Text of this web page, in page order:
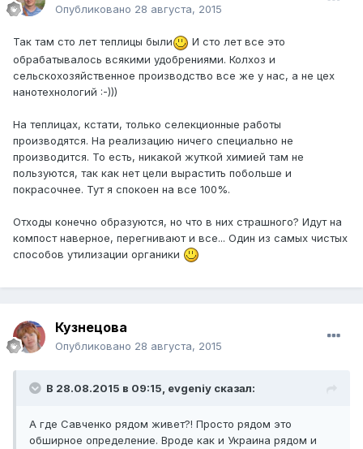
Опубликовано 28 августа, 2015
Так там сто лет теплицы были
И сто лет все это
обрабатывалось всякими удобрениями. Колхоз и
сельскохозяйственное производство все же у нас, а не цех
нанотехнологий :-)))
На теплицах, кстати, только селекционные работы
производятся. На реализацию ничего специально не
производится. То есть, никакой жуткой химией там не
пользуются, так как нет цели вырастить побольше и
покрасочнее. Тут я спокоен на все 100%.
Отходы конечно образуются, но что в них страшного? Идут на
компост наверное, перегнивают и все... Один из самых чистых
способов утилизации органики
Кузнецова
Опубликовано 28 августа, 2015
В 28.08.2015 в 09:15, evgeniy сказал:
А где Савченко рядом живет?! Просто рядом это
обширное определение. Вроде как и Украина рядом и